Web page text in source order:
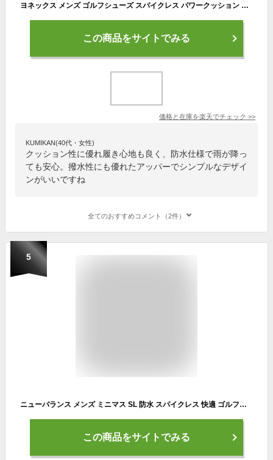
ヨネックス メンズ ゴルフシューズ スパイクレス パワークッション 男性用 yonex SHG-706 防水 3.5E 送料無料
この商品をサイトでみる
価格と在庫を楽天でチェック >>
KUMIKAN(40代・女性)
クッション性に優れ履き心地も良く、防水仕様で雨が降っ
ても安心。撥水性にも優れたアッパーでシンプルなデザイ
ンがいいですね
全てのおすすめコメント（2件）
5
ニューバランス メンズ ミニマス SL 防水 スパイクレス 快適 ゴルフシューズ US サイズ: 9 カラー: グレイ
この商品をサイトでみる